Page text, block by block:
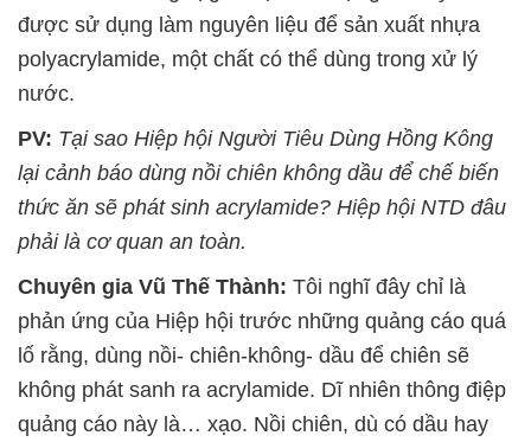
được sử dụng làm nguyên liệu để sản xuất nhựa
polyacrylamide, một chất có thể dùng trong xử lý
nước.
PV: Tại sao Hiệp hội Người Tiêu Dùng Hồng Kông
lại cảnh báo dùng nồi chiên không dầu để chế biến
thức ăn sẽ phát sinh acrylamide? Hiệp hội NTD đâu
phải là cơ quan an toàn.
Chuyên gia Vũ Thế Thành: Tôi nghĩ đây chỉ là
phản ứng của Hiệp hội trước những quảng cáo quá
lố rằng, dùng nồi- chiên-không- dầu để chiên sẽ
không phát sanh ra acrylamide. Dĩ nhiên thông điệp
quảng cáo này là… xạo. Nồi chiên, dù có dầu hay